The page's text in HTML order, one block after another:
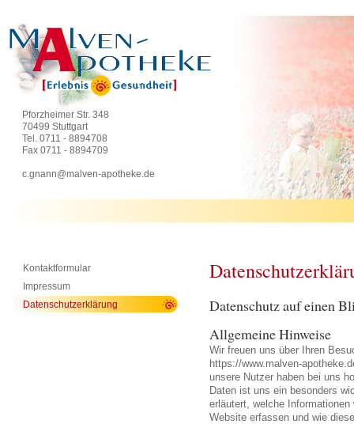
Pforzheimer Str. 348
70499 Stuttgart
Tel. 0711 - 8894708
Fax 0711 - 8894709
c.gnann@malven-apotheke.de
Kontaktformular
Impressum
Datenschutzerklärung
Datenschutz auf einen
Allgemeine Hinweise
Wir freuen uns über Ihren
https://www.malven-
unsere Nutzer haben bei uns
Daten ist uns ein besonders
erläutert, welche
Website erfassen und wie